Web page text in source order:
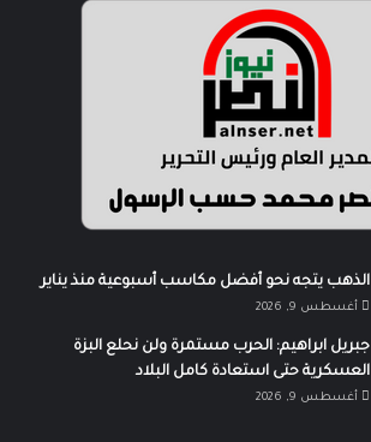
الذهب يتجه نحو أفضل مكاسب أسبوعية منذ يناير
أغسطس 9, 2026
جبريل ابراهيم: الحرب مستمرة ولن نحلع البزة
العسكرية حتى استعادة كامل البلاد
أغسطس 9, 2026